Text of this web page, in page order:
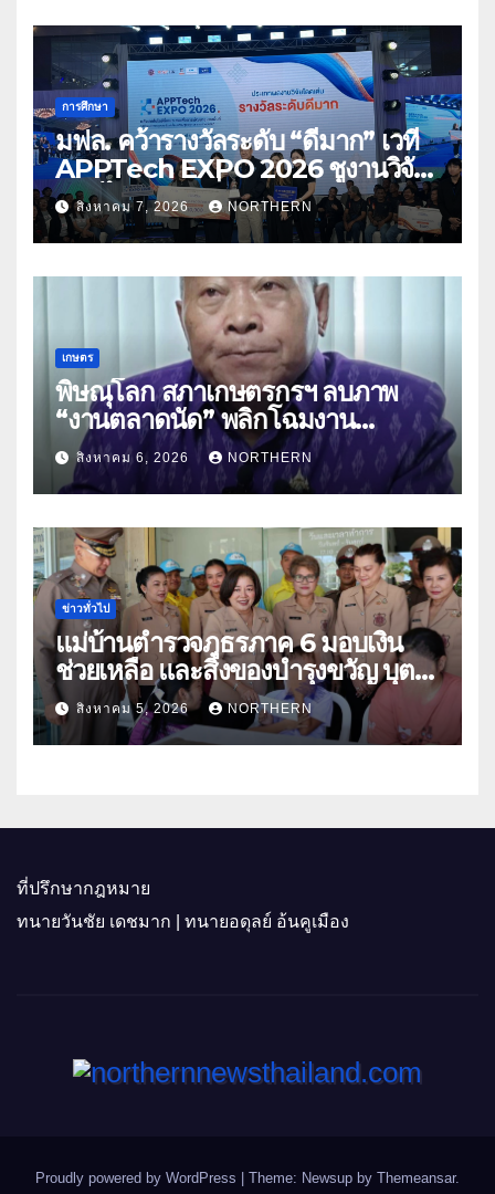
การศึกษา
มฟล. คว้ารางวัลระดับ “ดีมาก” เวที
APPTech EXPO 2026 ชูงานวิจัย
สมุนไพร ขับเคลื่อนนวัตกรรมสู่เชิง
พาณิชย์
สิงหาคม 7, 2026 NORTHERN
เกษตร
พิษณุโลก สภาเกษตรกรฯ ลบภาพ
“งานตลาดนัด” พลิกโฉมงาน
“เกษตรรุ่งเรืองเมืองสองแคว 69” มุ่ง
ประโยชน์เกษตรกร ดึงนวัตกรรม-จับ
คู่ธุรกิจดันสินค้าเกษตรสู่สากล (คลิป)
สิงหาคม 6, 2026 NORTHERN
ข่าวทั่วไป
แม่บ้านตำรวจภูธรภาค 6 มอบเงิน
ช่วยเหลือ และสิ่งของบำรุงขวัญ บุตร-
ธิดา ข้าราชการตำรวจจังหวัด
อุทัยธานี
สิงหาคม 5, 2026 NORTHERN
ที่ปรึกษากฎหมาย
ทนายวันชัย เดชมาก | ทนายอดุลย์ อ้นคูเมือง
Proudly powered by WordPress | Theme: Newsup by Themeansar.